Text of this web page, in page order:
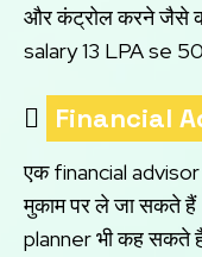
और कंट्रोल करने जैसे
salary 13 LPA se
 Financial
एक financial
मुकाम पर ले जा सकते
planner भी कह सकते